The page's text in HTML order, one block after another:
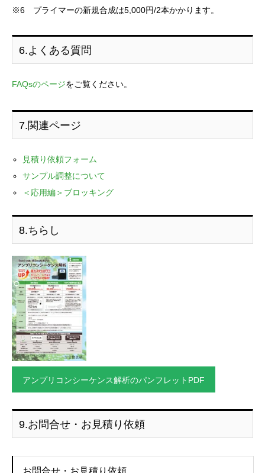
※6 プライマーの新規合成は5,000円/2本かかります。
6.よくある質問
FAQsのページをご覧ください。
7.関連ページ
見積り依頼フォーム
サンプル調整について
＜応用編＞ブロッキング
8.ちらし
アンプリコンシーケンス解析のパンフレットPDF
9.お問合せ・お見積り依頼
お問合せ・お見積り依頼